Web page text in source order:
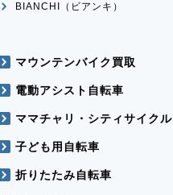
BIANCHI（ビアンキ）
マウンテンバイク買取
電動アシスト自転車
ママチャリ・シティサイクル
子ども用自転車
折りたたみ自転車